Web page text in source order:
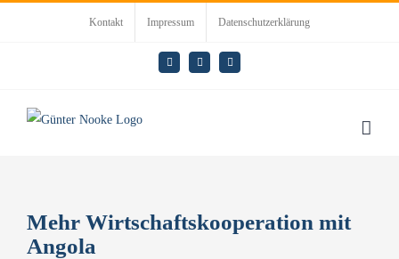
Kontakt Impressum Datenschutzerklärung
E-
Mail
LinkedInRss
Mehr Wirtschaftskooperation mit
Angola